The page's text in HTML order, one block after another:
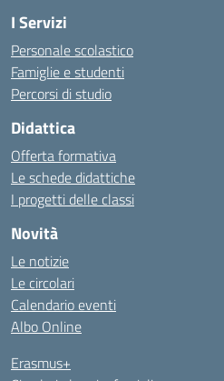
I Servizi
Personale scolastico
Famiglie e studenti
Percorsi di studio
Didattica
Offerta formativa
Le schede didattiche
I progetti delle classi
Novità
Le notizie
Le circolari
Calendario eventi
Albo Online
Erasmus+